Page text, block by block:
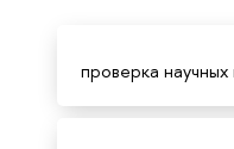
проверка